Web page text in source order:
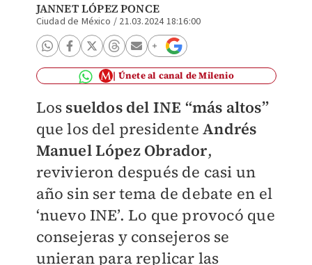
JANNET LÓPEZ PONCE
Ciudad de México / 21.03.2024 18:16:00
Únete al canal de Milenio
Los sueldos del INE “más altos”
que los del presidente Andrés
Manuel López Obrador,
revivieron después de casi un
año sin ser tema de debate en el
‘nuevo INE’. Lo que provocó que
consejeras y consejeros se
unieran para replicar las